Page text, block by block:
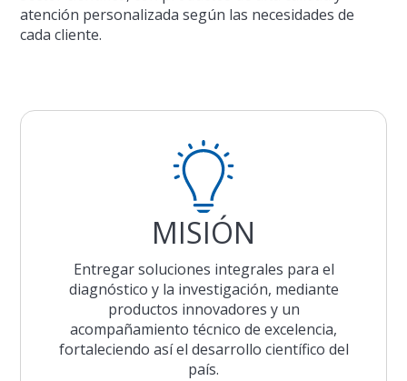
atención personalizada según las necesidades de
cada cliente.
MISIÓN
Entregar soluciones integrales para el
diagnóstico y la investigación, mediante
productos innovadores y un
acompañamiento técnico de excelencia,
fortaleciendo así el desarrollo científico del
país.